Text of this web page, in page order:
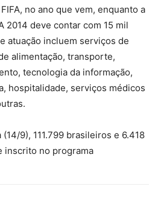
no ano que vem, enquanto a
2014 deve contar com 15 mil
atuação incluem serviços de
alimentação, transporte,
tecnologia da informação,
hospitalidade, serviços médicos
9), 111.799 brasileiros e 6.418
inscrito no programa